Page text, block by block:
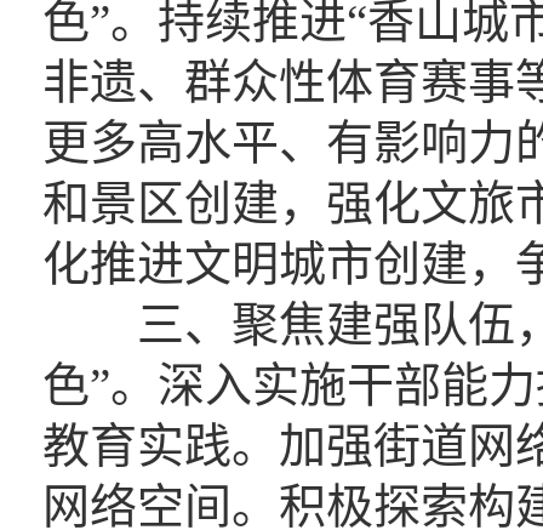
色”。持续推进“香山城
非遗、群众性体育赛事
更多高水平、有影响力
和景区创建，强化文旅
化推进文明城市创建，
三、聚焦建强队伍，
色”。深入实施干部能
教育实践。加强街道网
网络空间。积极探索构